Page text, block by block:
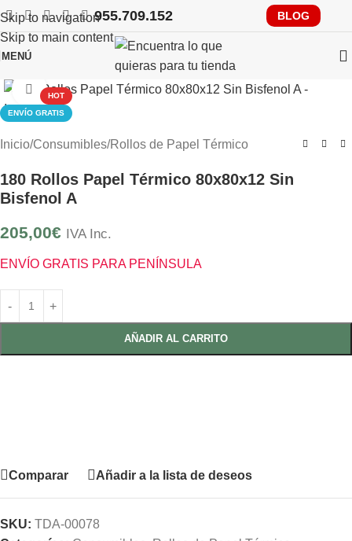
Skip to navigation
Skip to main content
RECUERDA QUE PRONTO TENDRÁS QUE CUMPLIR CON
VERIFACTU, CONSÚLTANOS
955.709.152 BLOG
MENÚ
HOT
ENVÍO GRATIS
Clic para ampliar
Inicio/Consumibles/Rollos de Papel Térmico
180 Rollos Papel Térmico 80x80x12 Sin
Bisfenol A
205,00€ IVA Inc.
ENVÍO GRATIS PARA PENÍNSULA
AÑADIR AL CARRITO
Comparar Añadir a la lista de deseos
SKU: TDA-00078